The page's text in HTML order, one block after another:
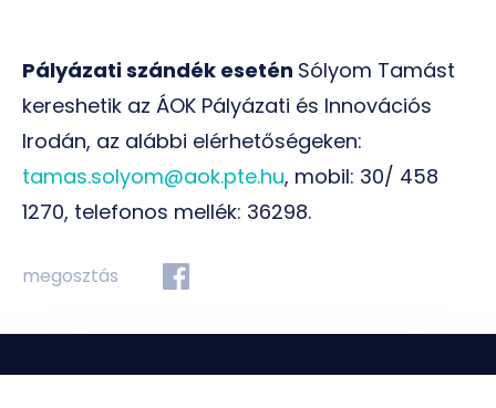
Pályázati szándék esetén Sólyom Tamást
kereshetik az ÁOK Pályázati és Innovációs
Irodán, az alábbi elérhetőségeken:
tamas.solyom@aok.pte.hu, mobil: 30/ 458
1270, telefonos mellék: 36298.
megosztás